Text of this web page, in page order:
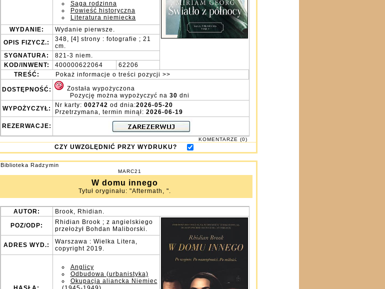
Saga rodzinna
Powieść historyczna
Literatura niemiecka
WYDANIE:
Wydanie pierwsze.
OPIS FIZYCZ.:
348, [4] strony : fotografie ; 21
cm.
SYGNATURA:
821-3 niem.
KOD/INWENT:
400000622064
62206
TREŚĆ:
Pokaż informacje o treści pozycji >>
DOSTĘPNOŚĆ:
Została wypożyczona
Pozycję można wypożyczyć na 30 dni
WYPOŻYCZYŁ:
Nr karty: 002742 od dnia:2026-05-20
Przetrzymana, termin minął: 2026-06-19
REZERWACJE:
KOMENTARZE (0)
CZY UWZGLĘDNIĆ PRZY WYDRUKU?
Biblioteka Radzymin
MARC21
W domu innego
Tytuł oryginału: "Aftermath, ".
AUTOR:
Brook, Rhidian.
POZ/ODP:
Rhidian Brook ; z angielskiego
przełożył Bohdan Maliborski.
ADRES WYD.:
Warszawa : Wielka Litera,
copyright 2019.
Anglicy
Odbudowa (urbanistyka)
Okupacja aliancka Niemiec